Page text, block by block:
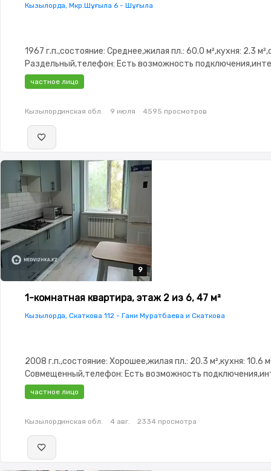
Кызылорда, Мкр.Шұғыла 6 - Шұғыла
1967 г.п.,состояние: Среднее,жилая пл.: 60.0 м²,кухня: 2.3
Раздельный,телефон: Есть возможность
TV кабель,потолки: 3.0,паркинг:
частное лицо
Кызылординская обл. 9 июля 4595 просмотров
9
9
9
9
9
1-комнатная квартира, этаж 2 из 6, 47 м²
Кызылорда, Скаткова 112 - Гани Муратбаева и Скаткова
2008 г.п.,состояние: Хорошее,жилая пл.: 20.3 м²,кухня: 10.6
Совмещенный,телефон: Есть возможность
Оптика,Частично меблирована,Частично
Паркинг,Видеонаблюдение,Пластиковые
кухня,Счётчики,Тихий двор
частное лицо
Кызылординская обл. 4 авг. 2334 просмотра